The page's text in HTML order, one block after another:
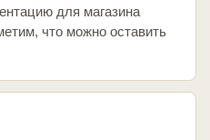
для магазина
что можно оставить